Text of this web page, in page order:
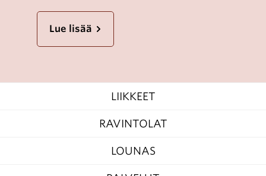
Lue lisää
LIIKKEET
RAVINTOLAT
LOUNAS